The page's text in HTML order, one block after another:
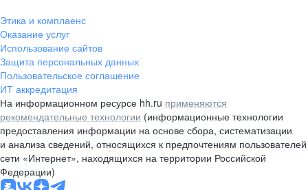
Этика и комплаенс
Оказание услуг
Использование сайтов
Защита персональных данных
Пользовательское соглашение
ИТ аккредитация
На информационном ресурсе hh.ru применяются
рекомендательные технологии (информационные технологии
предоставления информации на основе сбора, систематизации
и анализа сведений, относящихся к предпочтениям пользователей
сети «Интернет», находящихся на территории Российской
Федерации)